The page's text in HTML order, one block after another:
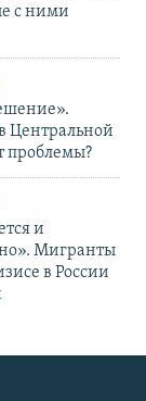
с ними
Центральной
проблемы?
и
Мигранты
в России